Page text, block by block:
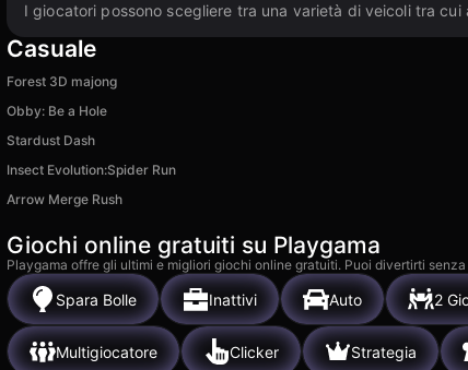
I giocatori possono scegliere tra una varietà di veicoli tra
Casuale
Forest 3D majong
Obby: Be a Hole
Stardust Dash
Insect Evolution:Spider Run
Arrow Merge Rush
Giochi online gratuiti su Playgama
Playgama offre gli ultimi e migliori giochi online gratuiti. Puoi divertirti
Spara Bolle Inattivi Auto 2
Multigiocatore Clicker Strategia